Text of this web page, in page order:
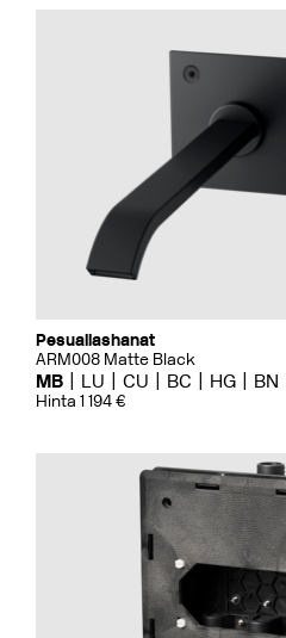
Pesuallashanat
ARM008 Matte Black
MB LU CU BC HG BN
Hinta 1 194 €